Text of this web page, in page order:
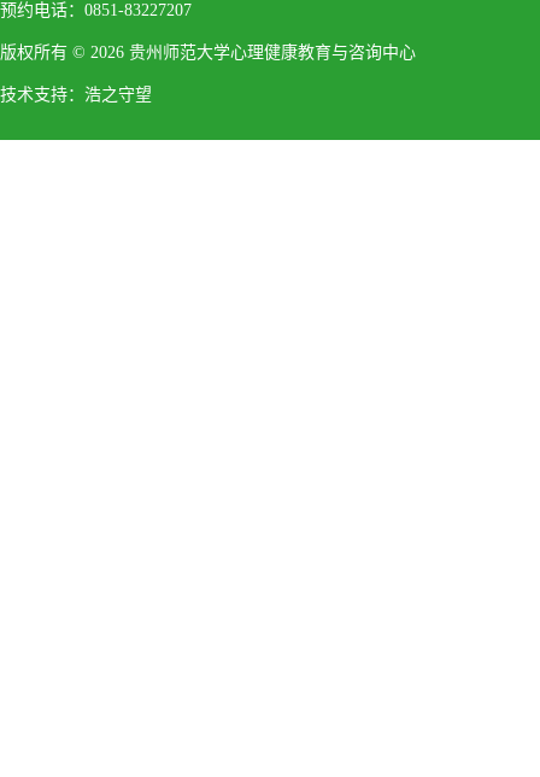
预约电话：0851-83227207
版权所有 © 2026 贵州师范大学心理健康教育与咨询中心
技术支持： 浩之守望